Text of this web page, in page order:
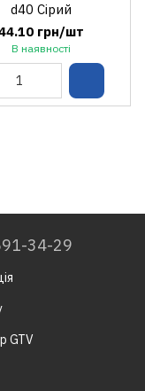
d40 Сірий
грн/шт
В наявності
34-29
GTV